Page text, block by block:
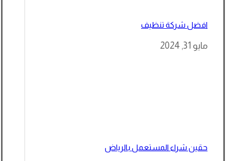
افضل شركة تنظيف
مايو 31, 2024
حقين شراء المستعمل بالرياض